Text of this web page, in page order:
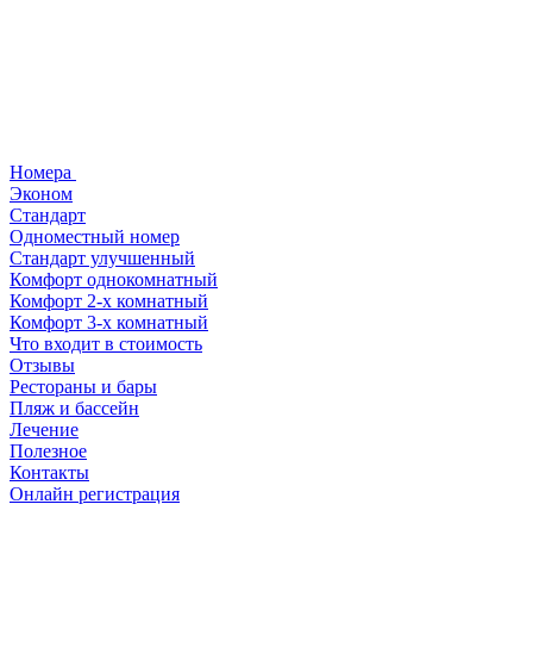
Номера
Эконом
Стандарт
Одноместный номер
Стандарт улучшенный
Комфорт однокомнатный
Комфорт 2-х комнатный
Комфорт 3-х комнатный
Что входит в стоимость
Отзывы
Рестораны и бары
Пляж и бассейн
Лечение
Полезное
Контакты
Онлайн регистрация